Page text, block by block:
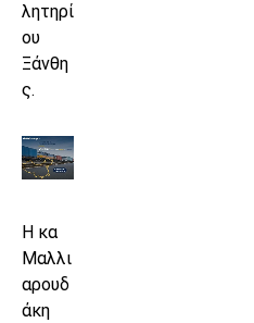
λητηρί
ου
Ξάνθη
ς.
Η κα
Μαλλι
αρουδ
άκη